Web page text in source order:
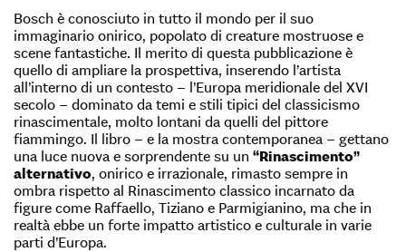
Bosch è conosciuto in tutto il mondo per il suo
immaginario onirico, popolato di creature mostruose e
scene fantastiche. Il merito di questa pubblicazione è
quello di ampliare la prospettiva, inserendo l’artista
all’interno di un contesto – l’Europa meridionale del XVI
secolo – dominato da temi e stili tipici del classicismo
rinascimentale, molto lontani da quelli del pittore
fiammingo. Il libro – e la mostra contemporanea – gettano
una luce nuova e sorprendente su un “Rinascimento”
alternativo, onirico e irrazionale, rimasto sempre in
ombra rispetto al Rinascimento classico incarnato da
figure come Raffaello, Tiziano e Parmigianino, ma che in
realtà ebbe un forte impatto artistico e culturale in varie
parti d’Europa.